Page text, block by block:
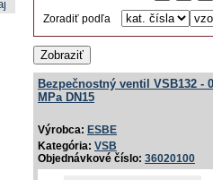
Zoradiť podľa
Zobraziť
Bezpečnostný ventil VSB132 -
MPa DN15
Výrobca: ESBE
Kategória: VSB
Objednávkové číslo: 36020100